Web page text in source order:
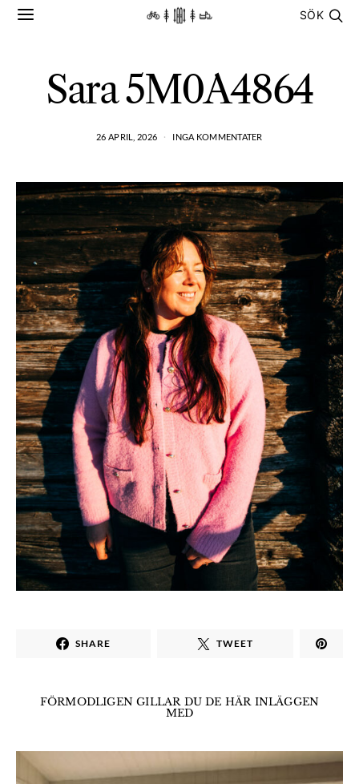
SÖK
Sara 5M0A4864
26 APRIL, 2026 INGA KOMMENTATER
SHARE TWEET
FÖRMODLIGEN GILLAR DU DE HÄR INLÄGGEN
MED